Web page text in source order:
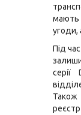
мають
угоди,
Під